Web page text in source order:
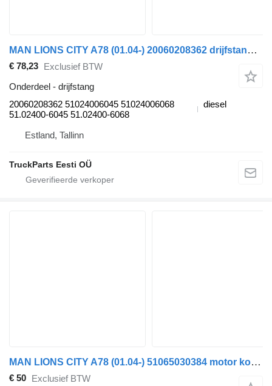
MAN LIONS CITY A78 (01.04-) 20060208362 drijfstang voor MAN Lion's bus (1991-)
€ 78,23 Exclusief BTW
Onderdeel - drijfstang
20060208362 51024006045 51024006068
51.02400-6045 51.02400-6068
diesel
Estland, Tallinn
TruckParts Eesti OÜ
MAN LIONS CITY A78 (01.04-) 51065030384 motor koelpomp voor MAN Lion's bus (1991-)
€ 50 Exclusief BTW